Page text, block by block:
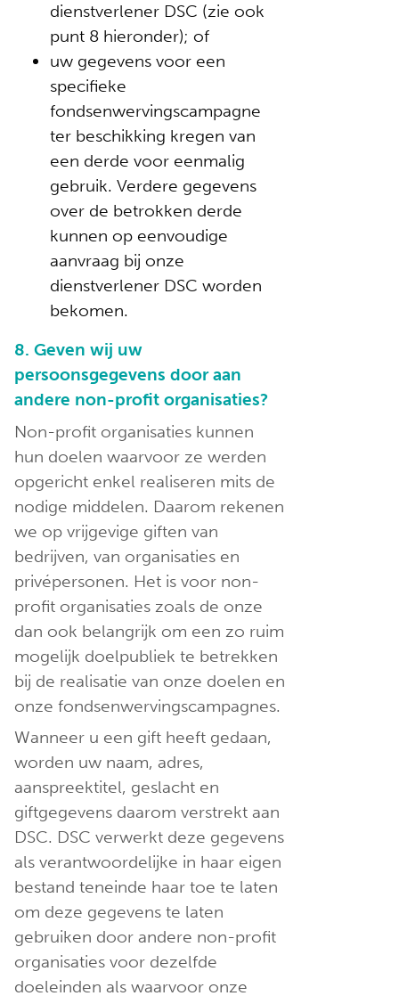
dienstverlener DSC (zie ook
punt 8 hieronder); of
uw gegevens voor een
specifieke
fondsenwervingscampagne
ter beschikking kregen van
een derde voor eenmalig
gebruik. Verdere gegevens
over de betrokken derde
kunnen op eenvoudige
aanvraag bij onze
dienstverlener DSC worden
bekomen.
8. Geven wij uw
persoonsgegevens door aan
andere non-profit organisaties?
Non-profit organisaties kunnen
hun doelen waarvoor ze werden
opgericht enkel realiseren mits de
nodige middelen. Daarom rekenen
we op vrijgevige giften van
bedrijven, van organisaties en
privépersonen. Het is voor non-
profit organisaties zoals de onze
dan ook belangrijk om een zo ruim
mogelijk doelpubliek te betrekken
bij de realisatie van onze doelen en
onze fondsenwervingscampagnes.
Wanneer u een gift heeft gedaan,
worden uw naam, adres,
aanspreektitel, geslacht en
giftgegevens daarom verstrekt aan
DSC. DSC verwerkt deze gegevens
als verantwoordelijke in haar eigen
bestand teneinde haar toe te laten
om deze gegevens te laten
gebruiken door andere non-profit
organisaties voor dezelfde
doeleinden als waarvoor onze